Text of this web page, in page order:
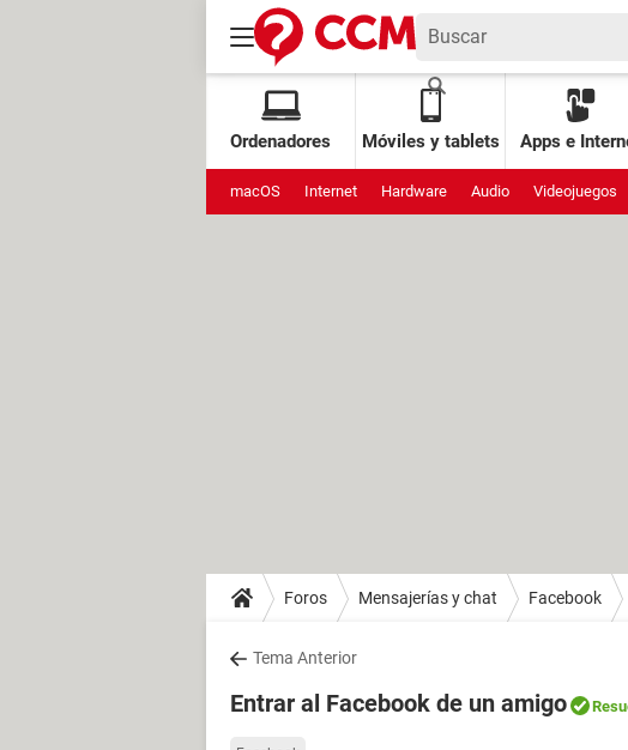
Ordenadores Móviles y tablets Apps e
macOS Internet Hardware Audio Videojuegos
Foros Mensajerías y chat Facebook
Tema Anterior
Entrar al Facebook de un amigo